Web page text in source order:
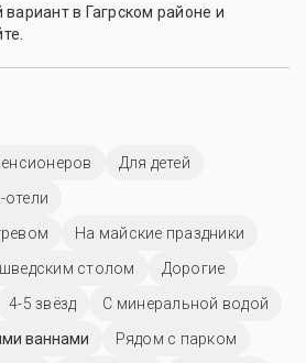
в Гагрском районе и
Для детей
На майские праздники
столом
Дорогие
4-5 звёзд
С минеральной водой
ваннами Рядом с парком